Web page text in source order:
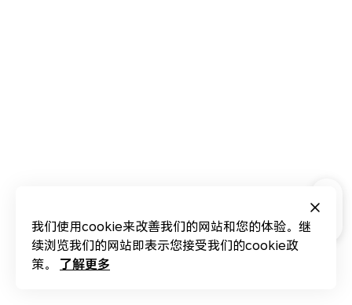
我们使用cookie来改善我们的网站和您的体验。继
续浏览我们的网站即表示您接受我们的cookie政
策。
了解更多